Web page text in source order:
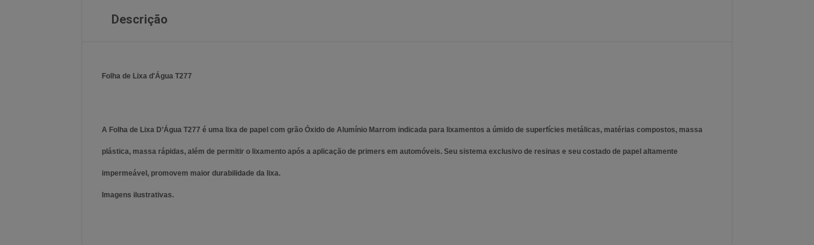
Descrição
Folha de Lixa d'Água T277
A Folha de Lixa D’Água T277 é uma lixa de papel com grão Óxido de Alumínio Marrom indicada para lixamentos a úmido de superfícies metálicas, matérias compostos, massa
plástica, massa rápidas, além de permitir o lixamento após a aplicação de primers em automóveis. Seu sistema exclusivo de resinas e seu costado de papel altamente
impermeável, promovem maior durabilidade da lixa.
Imagens ilustrativas.